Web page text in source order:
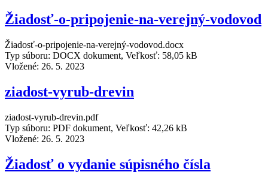
Žiadosť-o-pripojenie-na-verejný-vodovod
Žiadosť-o-pripojenie-na-verejný-vodovod.docx
Typ súboru: DOCX dokument, Veľkosť: 58,05 kB
Vložené: 26. 5. 2023
ziadost-vyrub-drevin
ziadost-vyrub-drevin.pdf
Typ súboru: PDF dokument, Veľkosť: 42,26 kB
Vložené: 26. 5. 2023
Žiadosť o vydanie súpisného čísla